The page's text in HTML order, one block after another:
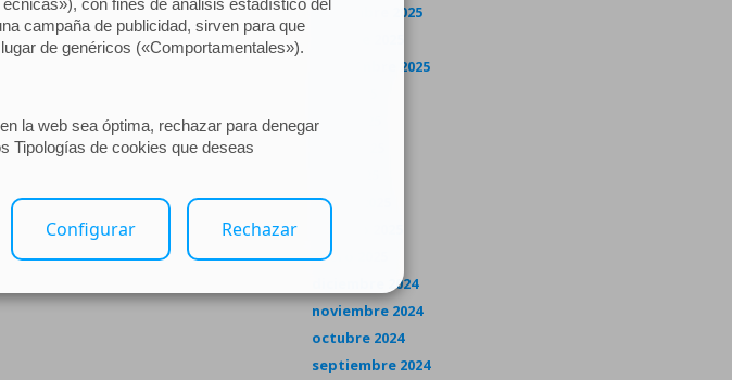
noviembre 2025
septiembre 2025
junio 2025
marzo 2025
enero 2025
diciembre 2024
noviembre 2024
octubre 2024
septiembre 2024